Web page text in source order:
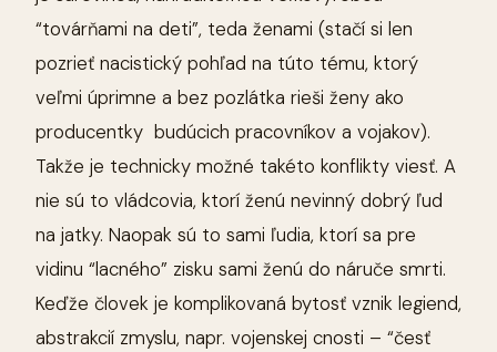
“továrňami na deti”, teda ženami (stačí si len
pozrieť nacistický pohľad na túto tému, ktorý
veľmi úprimne a bez pozlátka rieši ženy ako
producentky budúcich pracovníkov a vojakov).
Takže je technicky možné takéto konflikty viesť. A
nie sú to vládcovia, ktorí ženú nevinný dobrý ľud
na jatky. Naopak sú to sami ľudia, ktorí sa pre
vidinu “lacného” zisku sami ženú do náruče smrti.
Keďže človek je komplikovaná bytosť vznik legiend,
abstrakcií zmyslu, napr. vojenskej cnosti – “česť